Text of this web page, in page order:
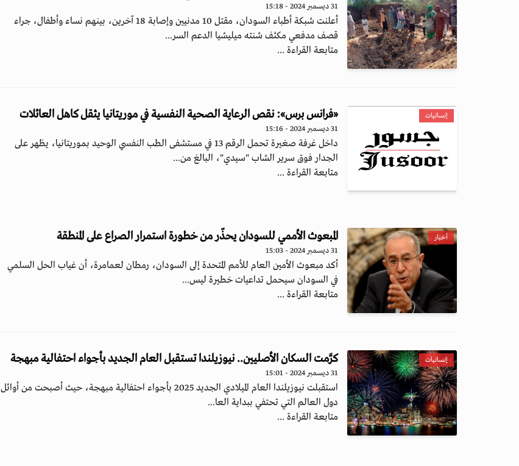
31 ديسمبر 2024 - 15:18
أعلنت شبكة أطباء السودان، مقتل 10 مدنيين وإصابة 18 آخرين، بينهم نساء وأطفال، جراء
قصف مدفعي مكثف شنته ميليشيا الدعم السر...
متابعة القراءة ...
إنسانيات «فرانس برس»: نقص الرعاية الصحية النفسية في موريتانيا يثقل كاهل العائلات
31 ديسمبر 2024 - 15:16
داخل غرفة صغيرة تحمل الرقم 13 في مستشفى الطب النفسي الوحيد بموريتانيا، يظهر على
الجدار فوق سرير الشاب "سيدي"، البالغ من...
متابعة القراءة ...
أخبار المبعوث الأممي للسودان يحذّر من خطورة استمرار الصراع على المنطقة
31 ديسمبر 2024 - 15:03
أكد مبعوث الأمين العام للأمم المتحدة إلى السودان، رمطان لعمامرة، أن غياب الحل السلمي
في السودان سيحمل تداعيات خطيرة ليس...
متابعة القراءة ...
إنسانيات كرَّمت السكان الأصليين.. نيوزيلندا تستقبل العام الجديد بأجواء احتفالية مبهجة
31 ديسمبر 2024 - 15:01
استقبلت نيوزيلندا العام الميلادي الجديد 2025 بأجواء احتفالية مبهجة، حيث أصبحت من أوائل
دول العالم التي تحتفي ببداية العا...
متابعة القراءة ...